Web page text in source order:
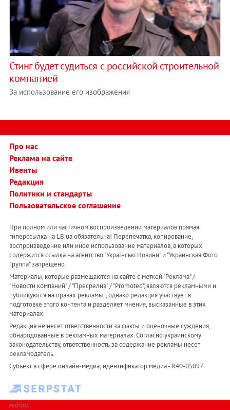
Стинг будет судиться с российской строительной
компанией
За использование его изображения
Про нас
Реклама на сайте
Ивенты
Редакция
Политики и стандарты
Пользовательское соглашение
При полном или частичном воспроизведении материалов прямая
гиперссылка на LB.ua обязательна! Перепечатка, копирование,
воспроизведение или иное использование материалов, в которых
содержится ссылка на агентство "Українськi Новини" и "Украинская Фото
Группа" запрещено.
Материалы, которые размещаются на сайте с меткой "Реклама" /
"Новости компаний" / "Пресрелиз" / "Promoted", являются рекламными и
публикуются на правах рекламы. , однако редакция участвует в
подготовке этого контента и разделяет мнения, высказанные в этих
материалах.
Редакция не несет ответственности за факты и оценочные суждения,
обнародованные в рекламных материалах. Согласно украинскому
законодательству, ответственность за содержание рекламы несет
рекламодатель.
Субъект в сфере онлайн-медиа; идентификатор медиа - R40-05097
РЕКЛАМА